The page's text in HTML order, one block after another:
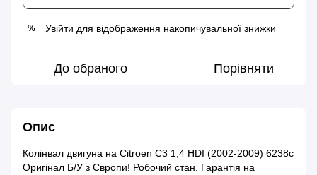
% Увійти для відображення накопичувальної знижки
До обраного Порівняти
Опис
Колінвал двигуна на Citroen C3 1,4 HDI (2002-2009) 6238c
Оригінал Б/У з Європи! Робочий стан. Гарантія на